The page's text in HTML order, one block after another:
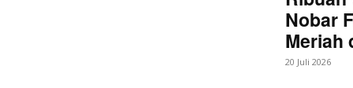
Nobar
Meriah
20 Juli 2026